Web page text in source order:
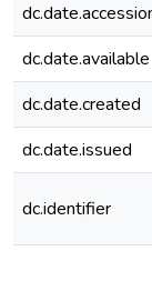
dc.date.available
dc.date.created
dc.date.issued
dc.identifier